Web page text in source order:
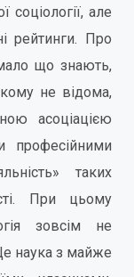
але
рейтинги. Про
що знають,
не відома,
асоціацією
професійними
таких
При цьому
зовсім не
наука з майже